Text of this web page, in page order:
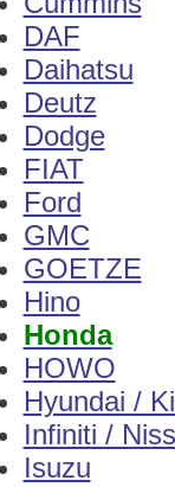
DAF
Daihatsu
Deutz
Dodge
FIAT
Ford
GMC
GOETZE
Hino
Honda
HOWO
Hyundai /
Infiniti /
Isuzu